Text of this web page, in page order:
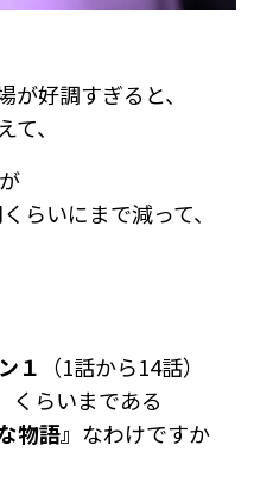
好調すぎると、
、
らいにまで減って、
１ （1話から14話）
くらいまである
物語』 なわけですか